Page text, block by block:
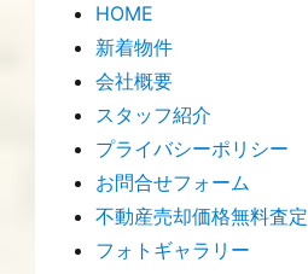
HOME
新着物件
会社概要
スタッフ紹介
プライバシーポリシー
お問合せフォーム
不動産売却価格無料査定
フォトギャラリー